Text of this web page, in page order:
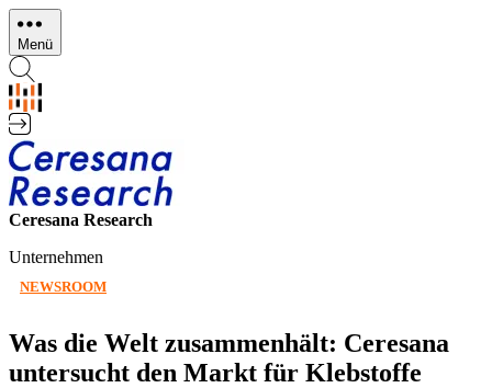
Direkt
zum
Inhalt
Menü
Ceresana Research
Unternehmen
NEWSROOM
Was die Welt zusammenhält: Ceresana
untersucht den Markt für Klebstoffe